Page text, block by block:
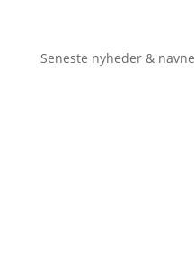
Seneste nyheder & navne